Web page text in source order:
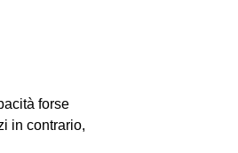
forse
in contrario,